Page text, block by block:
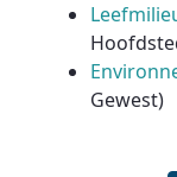
Gewest)